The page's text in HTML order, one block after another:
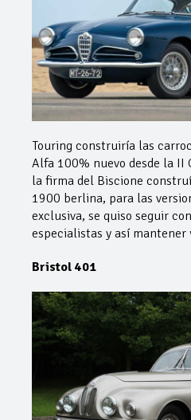
Touring construiría las
Alfa 100% nuevo desde la II
la firma del Biscione
1900 berlina, para las
exclusiva, se quiso seguir
especialistas y así mantener
Bristol 401